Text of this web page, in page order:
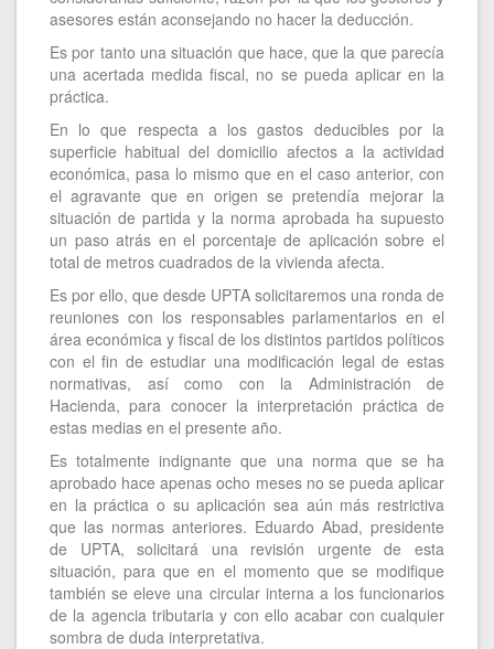
asesores están aconsejando no hacer la deducción.
Es por tanto una situación que hace, que la que parecía
una acertada medida fiscal, no se pueda aplicar en la
práctica.
En lo que respecta a los gastos deducibles por la
superficie habitual del domicilio afectos a la actividad
económica, pasa lo mismo que en el caso anterior, con
el agravante que en origen se pretendía mejorar la
situación de partida y la norma aprobada ha supuesto
un paso atrás en el porcentaje de aplicación sobre el
total de metros cuadrados de la vivienda afecta.
Es por ello, que desde UPTA solicitaremos una ronda de
reuniones con los responsables parlamentarios en el
área económica y fiscal de los distintos partidos políticos
con el fin de estudiar una modificación legal de estas
normativas, así como con la Administración de
Hacienda, para conocer la interpretación práctica de
estas medias en el presente año.
Es totalmente indignante que una norma que se ha
aprobado hace apenas ocho meses no se pueda aplicar
en la práctica o su aplicación sea aún más restrictiva
que las normas anteriores. Eduardo Abad, presidente
de UPTA, solicitará una revisión urgente de esta
situación, para que en el momento que se modifique
también se eleve una circular interna a los funcionarios
de la agencia tributaria y con ello acabar con cualquier
sombra de duda interpretativa.